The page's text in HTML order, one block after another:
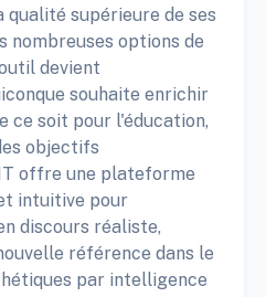
qualité supérieure de ses
nombreuses options de
devient
souhaite enrichir
ce soit pour l'éducation,
objectifs
offre une plateforme
intuitive pour
discours réaliste,
référence dans le
par intelligence